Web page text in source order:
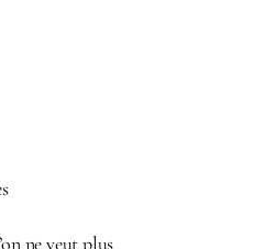
ne veut plus